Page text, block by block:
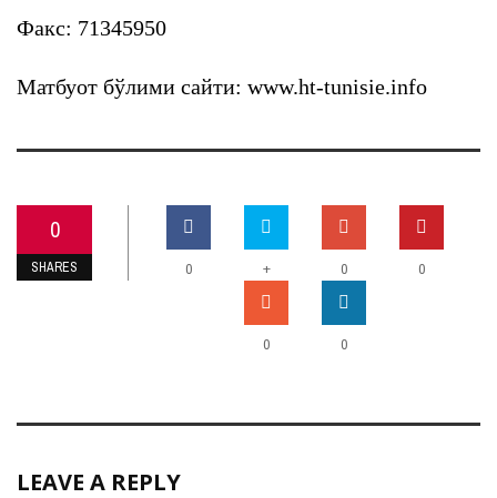
Факс: 71345950
Матбуот бўлими сайти: www.ht-tunisie.info
0
SHARES 0 + 0 0
0 0
LEAVE A REPLY